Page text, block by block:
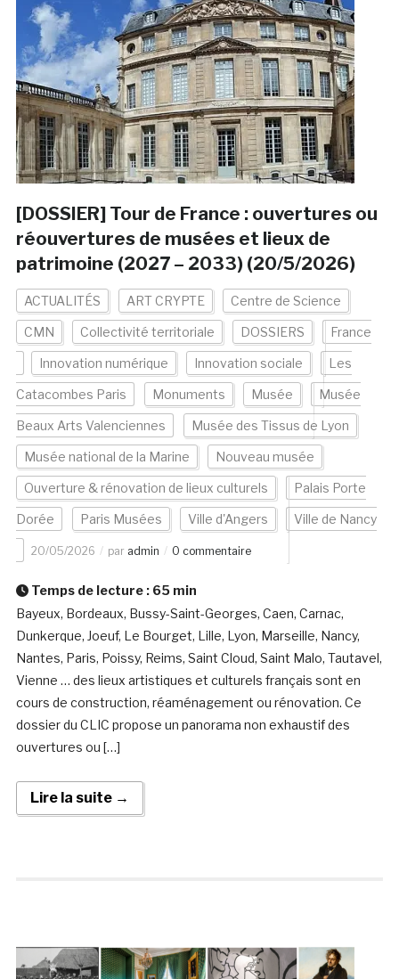
[DOSSIER] Tour de France : ouvertures ou
réouvertures de musées et lieux de
patrimoine (2027 – 2033) (20/5/2026)
ACTUALITÉS ART CRYPTE Centre de Science
CMN Collectivité territoriale DOSSIERS France
Innovation numérique Innovation sociale Les
Catacombes Paris Monuments Musée Musée
Beaux Arts Valenciennes Musée des Tissus de Lyon
Musée national de la Marine Nouveau musée
Ouverture & rénovation de lieux culturels Palais Porte
Dorée Paris Musées Ville d'Angers Ville de Nancy
20/05/2026 par admin 0 commentaire
Temps de lecture : 65 min
Bayeux, Bordeaux, Bussy-Saint-Georges, Caen, Carnac,
Dunkerque, Joeuf, Le Bourget, Lille, Lyon, Marseille, Nancy,
Nantes, Paris, Poissy, Reims, Saint Cloud, Saint Malo, Tautavel,
Vienne … des lieux artistiques et culturels français sont en
cours de construction, réaménagement ou rénovation. Ce
dossier du CLIC propose un panorama non exhaustif des
ouvertures ou […]
Lire la suite →